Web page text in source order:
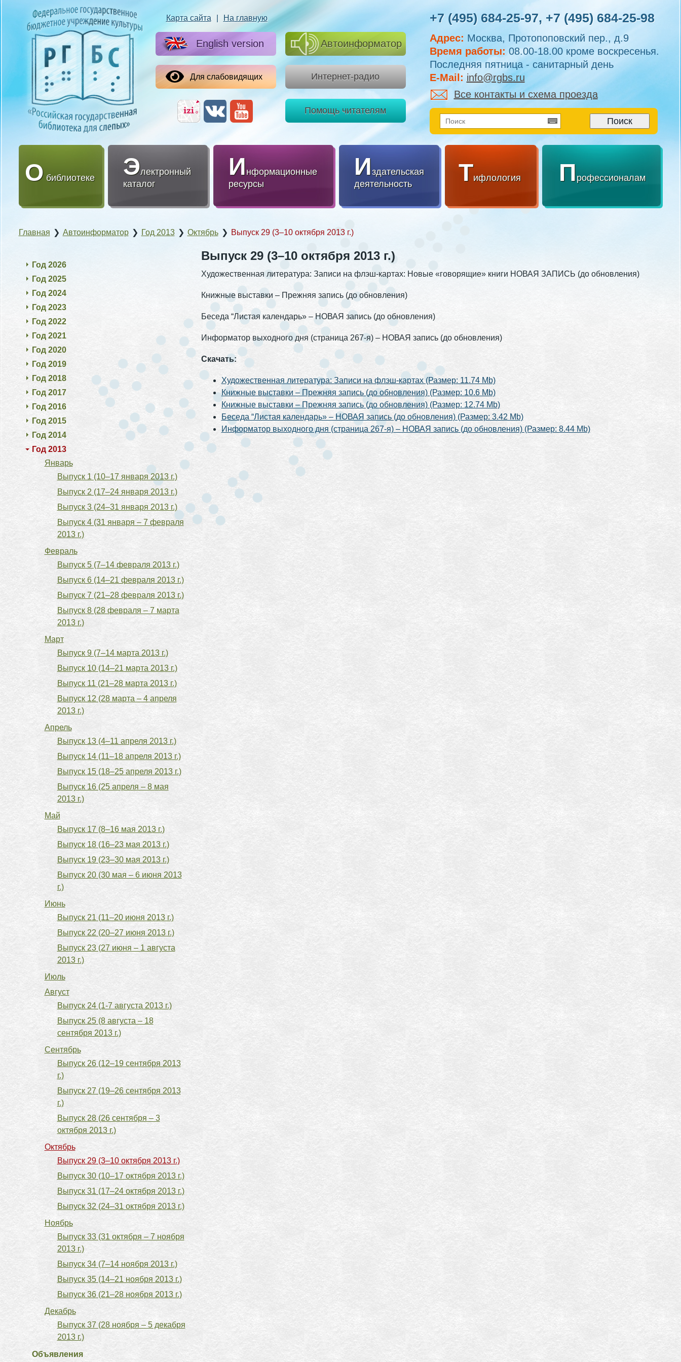
Карта сайта На главную
English version
Для слабовидящих
Автоинформатор
Интернет-радио
Помощь читателям
+7 (495) 684-25-97, +7 (495) 684-25-98
Адрес: Москва, Протопоповский пер., д.9
Время работы: 08.00-18.00 кроме воскресенья.
Последняя пятница - санитарный день
E-Mail: info@rgbs.ru
Все контакты и схема проезда
О библиотеке Электронный
каталог
Информационные
ресурсы
Издательская
деятельность
Тифлология Профессионалам
Главная ❯ Автоинформатор ❯ Год 2013 ❯ Октябрь ❯ Выпуск 29 (3–10 октября 2013 г.)
Выпуск 29 (3–10 октября 2013 г.)
Художественная литература: Записи на флэш-картах: Новые «говорящие» книги НОВАЯ ЗАПИСЬ (до обновления)
Книжные выставки – Прежняя запись (до обновления)
Беседа “Листая календарь» – НОВАЯ запись (до обновления)
Информатор выходного дня (страница 267-я) – НОВАЯ запись (до обновления)
Скачать:
Художественная литература: Записи на флэш-картах (Размер: 11.74 Mb)
Книжные выставки – Прежняя запись (до обновления) (Размер: 10.6 Mb)
Книжные выставки – Прежняя запись (до обновления) (Размер: 12.74 Mb)
Беседа “Листая календарь» – НОВАЯ запись (до обновления) (Размер: 3.42 Mb)
Информатор выходного дня (страница 267-я) – НОВАЯ запись (до обновления) (Размер: 8.44 Mb)
Год 2026
Год 2025
Год 2024
Год 2023
Год 2022
Год 2021
Год 2020
Год 2019
Год 2018
Год 2017
Год 2016
Год 2015
Год 2014
Год 2013
Январь
Выпуск 1 (10–17 января 2013 г.)
Выпуск 2 (17–24 января 2013 г.)
Выпуск 3 (24–31 января 2013 г.)
Выпуск 4 (31 января – 7 февраля
2013 г.)
Февраль
Выпуск 5 (7–14 февраля 2013 г.)
Выпуск 6 (14–21 февраля 2013 г.)
Выпуск 7 (21–28 февраля 2013 г.)
Выпуск 8 (28 февраля – 7 марта
2013 г.)
Март
Выпуск 9 (7–14 марта 2013 г.)
Выпуск 10 (14–21 марта 2013 г.)
Выпуск 11 (21–28 марта 2013 г.)
Выпуск 12 (28 марта – 4 апреля
2013 г.)
Апрель
Выпуск 13 (4–11 апреля 2013 г.)
Выпуск 14 (11–18 апреля 2013 г.)
Выпуск 15 (18–25 апреля 2013 г.)
Выпуск 16 (25 апреля – 8 мая
2013 г.)
Май
Выпуск 17 (8–16 мая 2013 г.)
Выпуск 18 (16–23 мая 2013 г.)
Выпуск 19 (23–30 мая 2013 г.)
Выпуск 20 (30 мая – 6 июня 2013
г.)
Июнь
Выпуск 21 (11–20 июня 2013 г.)
Выпуск 22 (20–27 июня 2013 г.)
Выпуск 23 (27 июня – 1 августа
2013 г.)
Июль
Август
Выпуск 24 (1-7 августа 2013 г.)
Выпуск 25 (8 августа – 18
сентября 2013 г.)
Сентябрь
Выпуск 26 (12–19 сентября 2013
г.)
Выпуск 27 (19–26 сентября 2013
г.)
Выпуск 28 (26 сентября – 3
октября 2013 г.)
Октябрь
Выпуск 29 (3–10 октября 2013 г.)
Выпуск 30 (10–17 октября 2013 г.)
Выпуск 31 (17–24 октября 2013 г.)
Выпуск 32 (24–31 октября 2013 г.)
Ноябрь
Выпуск 33 (31 октября – 7 ноября
2013 г.)
Выпуск 34 (7–14 ноября 2013 г.)
Выпуск 35 (14–21 ноября 2013 г.)
Выпуск 36 (21–28 ноября 2013 г.)
Декабрь
Выпуск 37 (28 ноября – 5 декабря
2013 г.)
Объявления